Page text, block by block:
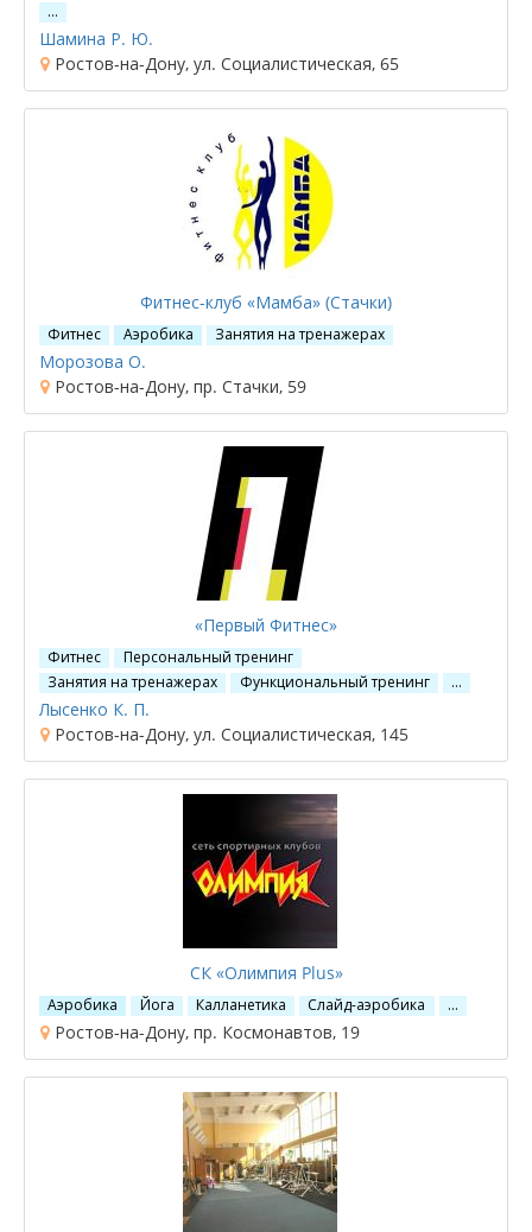
…
Шамина Р. Ю.
Ростов-на-Дону, ул. Социалистическая, 65
Фитнес-клуб «Мамба» (Стачки)
Фитнес Аэробика Занятия на тренажерах
Морозова О.
Ростов-на-Дону, пр. Стачки, 59
«Первый Фитнес»
Фитнес
Персональный тренинг
Занятия на тренажерах
Функциональный тренинг …
Лысенко К. П.
Ростов-на-Дону, ул. Социалистическая, 145
СК «Олимпия Plus»
Аэробика Йога Калланетика Слайд-аэробика …
Ростов-на-Дону, пр. Космонавтов, 19